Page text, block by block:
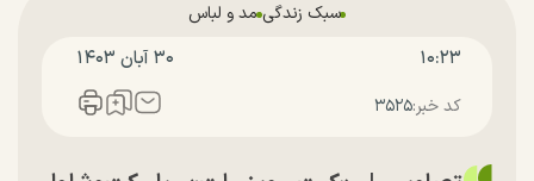
سبک زندگی مد و لباس
۱۰:۲۳ ۳۰ آبان ۱۴۰۳
کد خبر:۳۵۲۵